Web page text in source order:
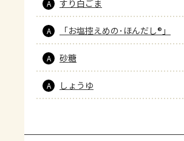
A すり白ごま
A 「お塩控えめの･ほんだし®」
A 砂糖
A しょうゆ